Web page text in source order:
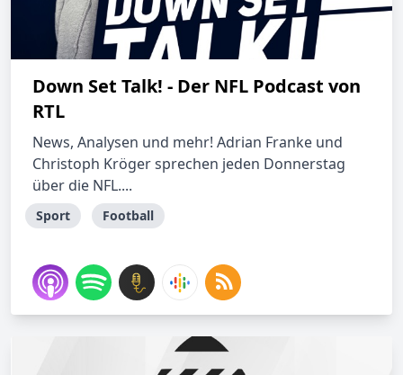
Down Set Talk! - Der NFL Podcast von
RTL
News, Analysen und mehr! Adrian Franke und
Christoph Kröger sprechen jeden Donnerstag
über die NFL....
Sport Football